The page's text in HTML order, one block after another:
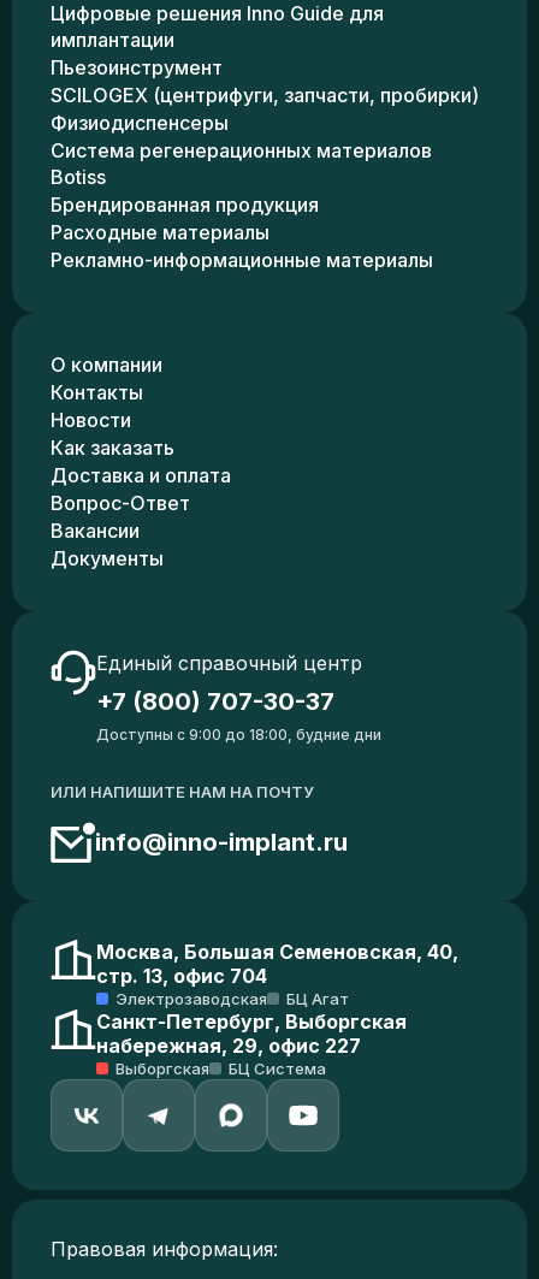
Цифровые решения Inno Guide для
имплантации
Пьезоинструмент
SCILOGEX (центрифуги, запчасти, пробирки)
Физиодиспенсеры
Система регенерационных материалов
Botiss
Брендированная продукция
Расходные материалы
Рекламно-информационные материалы
О компании
Контакты
Новости
Как заказать
Доставка и оплата
Вопрос-Ответ
Вакансии
Документы
Единый справочный центр
+7 (800) 707-30-37
Доступны с 9:00 до 18:00, будние дни
ИЛИ НАПИШИТЕ НАМ НА ПОЧТУ
info@inno-implant.ru
Москва, Большая Семеновская, 40,
стр. 13, офис 704
Электрозаводская БЦ Агат
Санкт-Петербург, Выборгская
набережная, 29, офис 227
Выборгская БЦ Система
Правовая информация: